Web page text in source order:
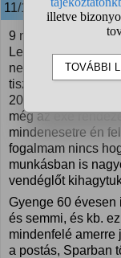
11/13 Kv-An
9 nem tudom. Az
Legalábbis a
nem elhanyagolt,
tiszta de kopott
2005-ben. Később
még az exe
mindenesetre én
fogalmam nincs
munkásban is
vendéglőt
Gyenge 60 évesen
és semmi, és kb.
mindenfelé amerre
a postás, Sparban